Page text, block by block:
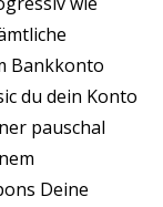
Bankkonto
du dein Konto
pauschal
Deine